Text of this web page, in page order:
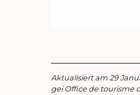
Aktualisiert am 29
gei Office de tourisme